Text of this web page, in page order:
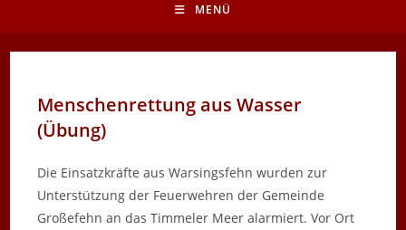
MENÜ
Menschenrettung aus Wasser
(Übung)
Die Einsatzkräfte aus Warsingsfehn wurden zur
Unterstützung der Feuerwehren der Gemeinde
Großefehn an das Timmeler Meer alarmiert. Vor Ort